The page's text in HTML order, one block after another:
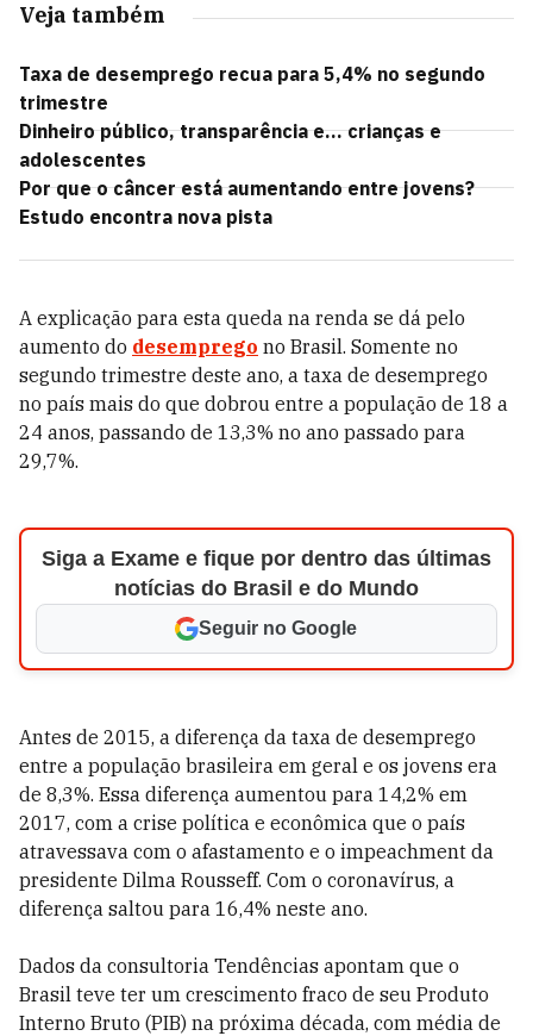
Veja também
Taxa de desemprego recua para 5,4% no segundo
trimestre
Dinheiro público, transparência e... crianças e
adolescentes
Por que o câncer está aumentando entre jovens?
Estudo encontra nova pista
A explicação para esta queda na renda se dá pelo
aumento do desemprego no Brasil. Somente no
segundo trimestre deste ano, a taxa de desemprego
no país mais do que dobrou entre a população de 18 a
24 anos, passando de 13,3% no ano passado para
29,7%.
Siga a Exame e fique por dentro das últimas
notícias do Brasil e do Mundo
Seguir no Google
Antes de 2015, a diferença da taxa de desemprego
entre a população brasileira em geral e os jovens era
de 8,3%. Essa diferença aumentou para 14,2% em
2017, com a crise política e econômica que o país
atravessava com o afastamento e o impeachment da
presidente Dilma Rousseff. Com o coronavírus, a
diferença saltou para 16,4% neste ano.
Dados da consultoria Tendências apontam que o
Brasil teve ter um crescimento fraco de seu Produto
Interno Bruto (PIB) na próxima década, com média de